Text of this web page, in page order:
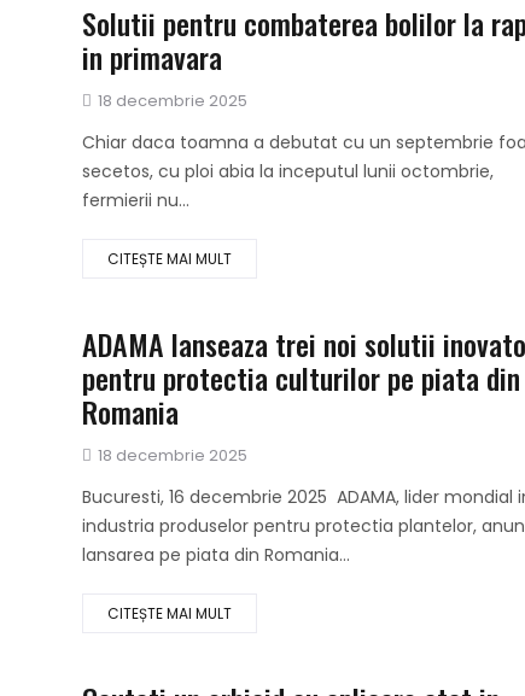
Solutii pentru combaterea bolilor la
in primavara
Publicat
pe
18 decembrie 2025
Chiar daca toamna a debutat cu un septembrie
secetos, cu ploi abia la inceputul lunii octombrie,
fermierii nu...
CITEȘTE MAI MULT
ADAMA lanseaza trei noi solutii
pentru protectia culturilor pe piata din
Romania
Publicat
18 decembrie 2025
Bucuresti, 16 decembrie 2025 ADAMA, lider mondial
industria produselor pentru protectia plantelor,
lansarea pe piata din Romania...
CITEȘTE MAI MULT